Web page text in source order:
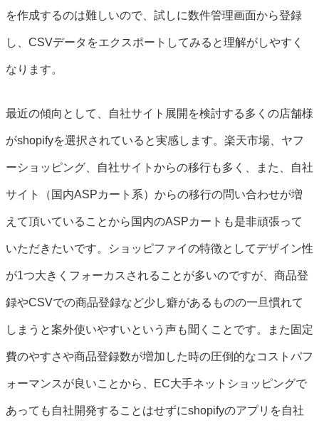
を作成するのは難しいので、試しに数件管理画面から登録
し、CSVデータをエクスポートしてみると理解がしやすく
なります。
最近の傾向として、自社サイト展開を検討する多くの店舗様
がshopifyを選択されていると実感します。楽天市場、ヤフ
ーショッピング、自社サイトからの移行も多く、また、自社
サイト（国内ASPカート系）からの移行の問い合わせが増
えて頂いていることから国内のASPカートも是非頑張って
いただきたいです。ショッピファイの特徴としてデザイン性
が1つ大きくフォーカスされることが多いのですが、商品登
録やCSVでの商品登録など少し癖があるものの一旦慣れて
しまうと案外使いやすいという声も聞くことです。また固定
費のやすさや商品登録数が増加した時の圧倒的なコストパフ
ォーマンスが良いことから、EC大手ネットショッピングで
あっても自社開発することはせずにshopifyのアプリを自社